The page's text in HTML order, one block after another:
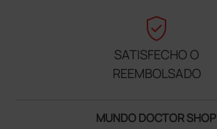
verified_user
SATISFECHO O
REEMBOLSADO
MUNDO DOCTOR SHOP